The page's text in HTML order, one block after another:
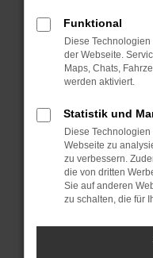
verhindern.
anderen
Fenster?
Starte dein
Probleme zu
Stelle sicher,
sind.
Veraltete
führen, dass
Funktional
Diese
der Webseite.
Maps, Chats,
werden aktiviert.
Statistik und
Diese
Webseite zu
zu verbessern.
die von dritten
Sie auf anderen
zu schalten, die für